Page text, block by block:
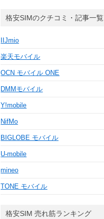
格安SIMのクチコミ・記事一覧
IIJmio
楽天モバイル
OCN モバイル ONE
DMMモバイル
Y!mobile
NifMo
BIGLOBE モバイル
U-mobile
mineo
TONE モバイル
格安SIM 売れ筋ランキング